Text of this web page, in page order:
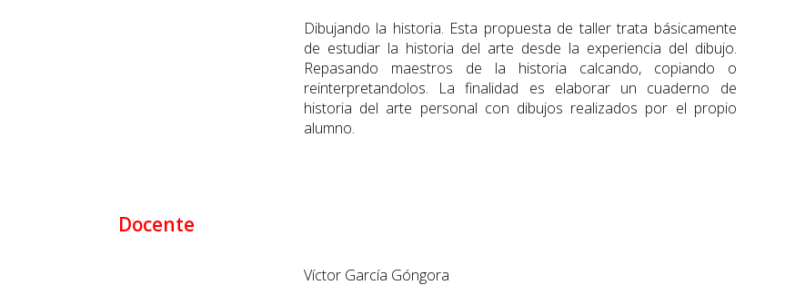
Dibujando la historia. Esta propuesta de taller trata básicamente
de estudiar la historia del arte desde la experiencia del dibujo.
Repasando maestros de la historia calcando, copiando o
reinterpretandolos. La finalidad es elaborar un cuaderno de
historia del arte personal con dibujos realizados por el propio
alumno.
Docente
Víctor García Góngora